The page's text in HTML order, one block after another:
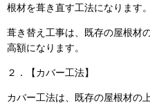
根材を葺き直す工法になります。
葺き替え工事は、既存の屋根材
高額になります。
２．【カバー工法】
カバー工法は、既存の屋根材の